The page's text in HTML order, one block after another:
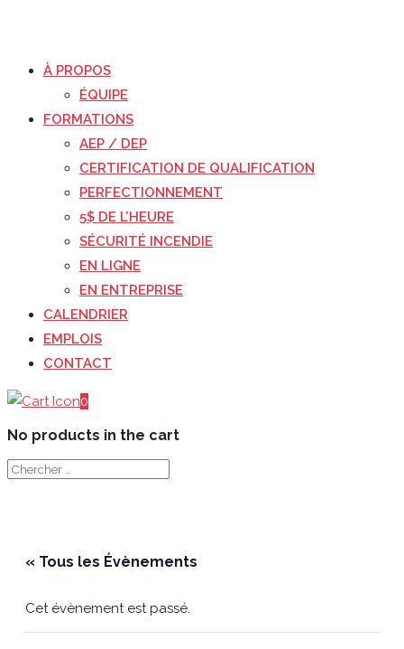
À PROPOS
ÉQUIPE
FORMATIONS
AEP / DEP
CERTIFICATION DE QUALIFICATION
PERFECTIONNEMENT
5$ DE L’HEURE
SÉCURITÉ INCENDIE
EN LIGNE
EN ENTREPRISE
CALENDRIER
EMPLOIS
CONTACT
0
No products in the cart
« Tous les Évènements
Cet évènement est passé.